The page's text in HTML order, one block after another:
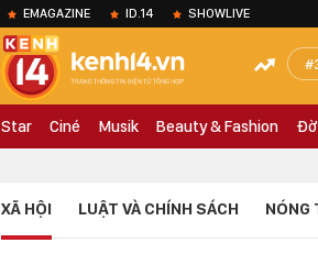
EMAGAZINE ID.14 SHOWLIVE
Star Ciné Musik Beauty & Fashion
XÃ HỘI LUẬT VÀ CHÍNH SÁCH NÓNG